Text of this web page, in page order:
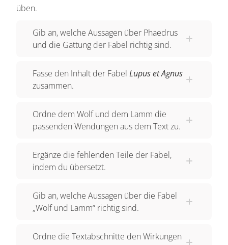
ängstlichen Hasen. Am Ende einer Fabel steht
gewöhnlich eine moralische Lehre, die den Leser
anregt. Wie du noch sehen wirst, ist das auch bei
Phaedrus‘ Fabel „Der Wolf und das Lamm“ der
durch. Ad rivum eundem lupus et agnus venerant
siti compulsi. Zum selben Bach waren Wolf und
stabat lupus longeque inferior agnus. Weiter oben
Lechzend nach der Beute begann sogleich der
„turbulentam fecisti mihi aqum bibenti?“ „Warum“,
üben.
Gib an, welche Aussagen über Phaedrus
und die Gattung der Fabel richtig sind.
Fasse den Inhalt der Fabel Lupus et Agnus
zusammen.
Ordne dem Wolf und dem Lamm die
passenden Wendungen aus dem Text zu.
Ergänze die fehlenden Teile der Fabel,
indem du übersetzt.
Gib an, welche Aussagen über die Fabel
„Wolf und Lamm“ richtig sind.
Ordne die Textabschnitte den Wirkungen